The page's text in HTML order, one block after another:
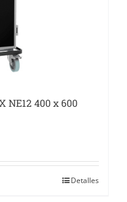
NE12 400 x 600
Detalles